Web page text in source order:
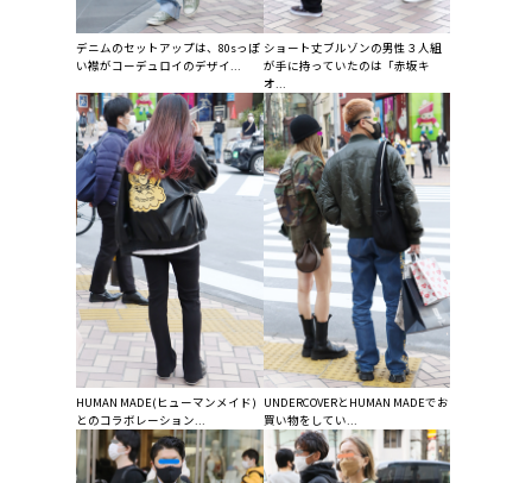
デニムのセットアップは、80sっぽ
い襟がコーデュロイのデザイ...
ショート丈ブルゾンの男性３人組
が手に持っていたのは「赤坂キ
オ...
HUMAN MADE(ヒューマンメイド)
とのコラボレーション...
UNDERCOVERとHUMAN MADEでお
買い物をしてい...